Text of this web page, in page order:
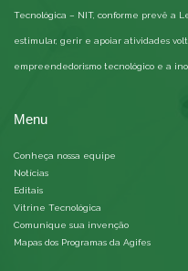
Tecnológica – NIT, conforme prevê a
estimular, gerir e apoiar atividades
empreendedorismo tecnológico e a
Menu
Conheça nossa equipe
Notícias
Editais
Vitrine Tecnológica
Comunique sua invenção
Mapas dos Programas da Agifes